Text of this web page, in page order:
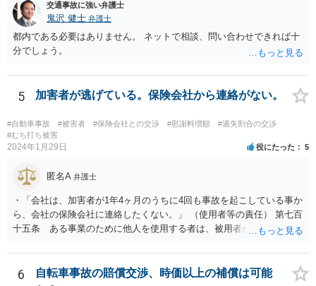
交通事故に強い弁護士
鬼沢 健士 弁護士
都内である必要はありません。 ネットで相談、問い合わせできれば十
分でしょう。
5 加害者が逃げている。保険会社から連絡がない。
#自動車事故 #被害者 #保険会社との交渉 #慰謝料増額
#過失割合の交渉
#むち打ち被害
2024年1月29日 役にたった 5
匿名A 弁護士
・「会社は、加害者が1年4ヶ月のうちに4回も事故を起こしている事か
ら、会社の保険会社に連絡したくない。」 （使用者等の責任） 第七百
十五条 ある事業のために他人を使用する者は、被用者がその事業の
用者が被用者の選任及びその事業の監督について相当の注意をしたと
き、又は相当の注意をしても損害が生ずべきであったときは、この限
6
自転車事故の賠償交渉、時価以上の補償は可能